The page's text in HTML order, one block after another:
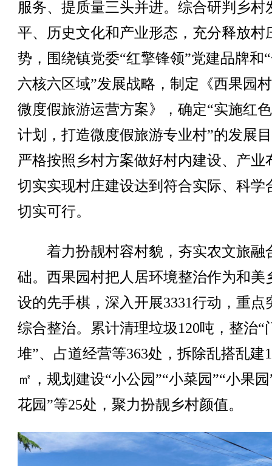
服务、提质量三头并进。综合研判乡村
平、历史文化和产业形态，充分释放村
势，围绕镇党委“红擎锋领”党建品牌和
六核六区域”发展战略，制定《西果园
微度假旅游运营方案》，确定“实施红
计划，打造微度假旅游专业村”的发展
严格按照乡村方案做好村内建设、产业
切实实现村庄建设达到符合实际、科学
切实可行。
着力扮靓村容村貌，夯实农文旅融
础。西果园村把人居环境整治作为和美
设的先手棋，深入开展3331行动，重点
综合整治。累计清理垃圾120吨，整治“
堆”、占道经营等363处，拆除乱搭乱建
㎡，规划建设“小公园”“小菜园”“小果园
花园”等25处，聚力扮靓乡村颜值。